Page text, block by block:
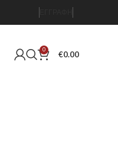
0 €0.00